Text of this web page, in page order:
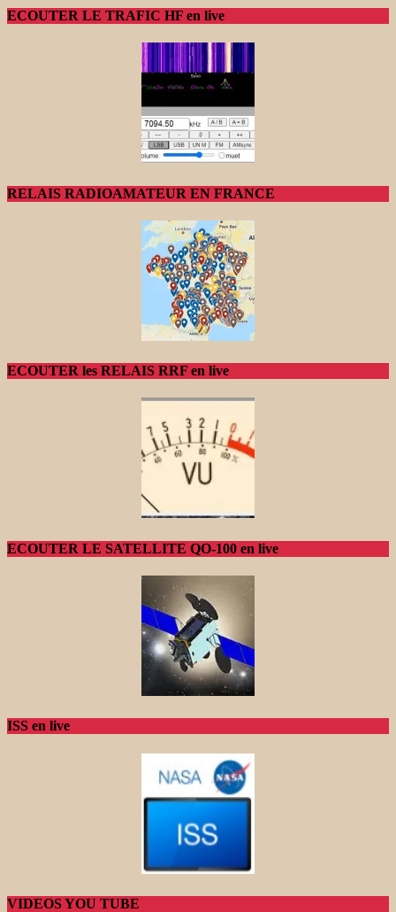
ECOUTER LE TRAFIC HF en live
RELAIS RADIOAMATEUR EN FRANCE
ECOUTER les RELAIS RRF en live
ECOUTER LE SATELLITE QO-100 en live
ISS en live
VIDEOS YOU TUBE